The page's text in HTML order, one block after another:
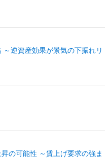
逆資産効果が景気の下振れリ
の可能性 ～賃上げ要求の強ま